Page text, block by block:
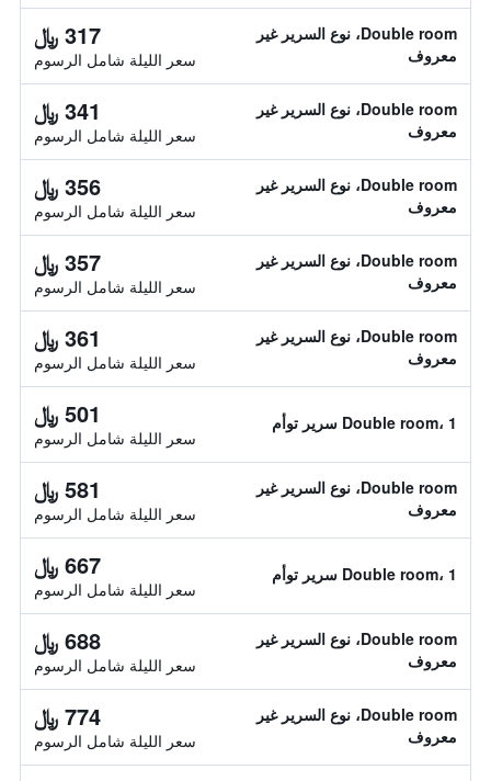
Double room، نوع السرير غير
معروف
317 ﷼
سعر الليلة شامل الرسوم
Double room، نوع السرير غير
معروف
341 ﷼
سعر الليلة شامل الرسوم
Double room، نوع السرير غير
معروف
356 ﷼
سعر الليلة شامل الرسوم
Double room، نوع السرير غير
معروف
357 ﷼
سعر الليلة شامل الرسوم
Double room، نوع السرير غير
معروف
361 ﷼
سعر الليلة شامل الرسوم
Double room، 1 سرير توأم 501 ﷼
سعر الليلة شامل الرسوم
Double room، نوع السرير غير
معروف
581 ﷼
سعر الليلة شامل الرسوم
Double room، 1 سرير توأم 667 ﷼
سعر الليلة شامل الرسوم
Double room، نوع السرير غير
معروف
688 ﷼
سعر الليلة شامل الرسوم
Double room، نوع السرير غير
معروف
774 ﷼
سعر الليلة شامل الرسوم